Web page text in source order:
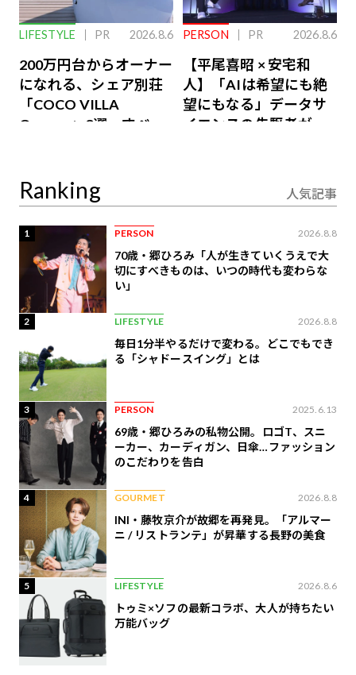
LIFESTYLE PR 2026.8.6
200万円台からオーナー
になれる、シェア別荘
「COCO VILLA
Owners」3選。すべて
PERSON PR 2026.8.6
【平尾喜昭 × 安宅和
人】「AIは希望にも絶
望にもなる」データサ
イエンスの先駆者が語
Ranking 人気記事
1 PERSON 2026.8.8
70歳・郷ひろみ「人が生きていくうえで大
切にすべきものは、いつの時代も変わらな
い」
2 LIFESTYLE 2026.8.8
毎日1分半やるだけで変わる。どこでもでき
る「シャドースイング」とは
3 PERSON 2025.6.13
69歳・郷ひろみの私物公開。ロゴT、スニ
ーカー、カーディガン、日傘…ファッション
のこだわりを告白
4 GOURMET 2026.8.8
INI・藤牧京介が故郷を再発見。「アルマー
ニ / リストランテ」が昇華する長野の美食
5 LIFESTYLE 2026.8.6
トゥミ×ソフの最新コラボ、大人が持ちたい
万能バッグ